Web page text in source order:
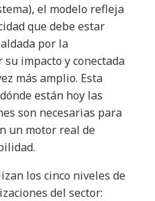
el modelo refleja
que debe estar
por la
impacto y conectada
más amplio. Esta
están hoy las
son necesarias para
un motor real de
los cinco niveles de
del sector: